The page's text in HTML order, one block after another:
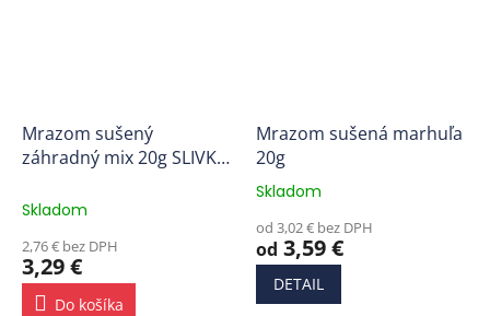
Mrazom sušený
záhradný mix 20g SLIVKA,
Skladom
2,76 € bez DPH
3,29 €
Do košíka
Mrazom sušená marhuľa
20g
Priemerné
produktu
je
5,0
Skladom
od 3,02 € bez DPH
od 3,59 €
DETAIL